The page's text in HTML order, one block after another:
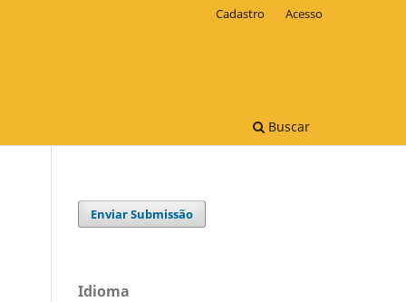
Buscar
Cadastro Acesso
Enviar Submissão
Idioma